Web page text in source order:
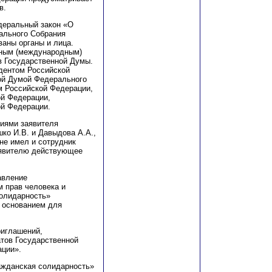
закон «О
Собрания
органы и лица.
(международным)
Государственной Думы.
Российской
Думой Федерального
Российской Федерации,
Федерации,
Федерации.
заявителя
И.В. и Давыдова А.А.,
имел и сотрудник
действующее
прав человека и
основанием для
Государственной
солидарность»